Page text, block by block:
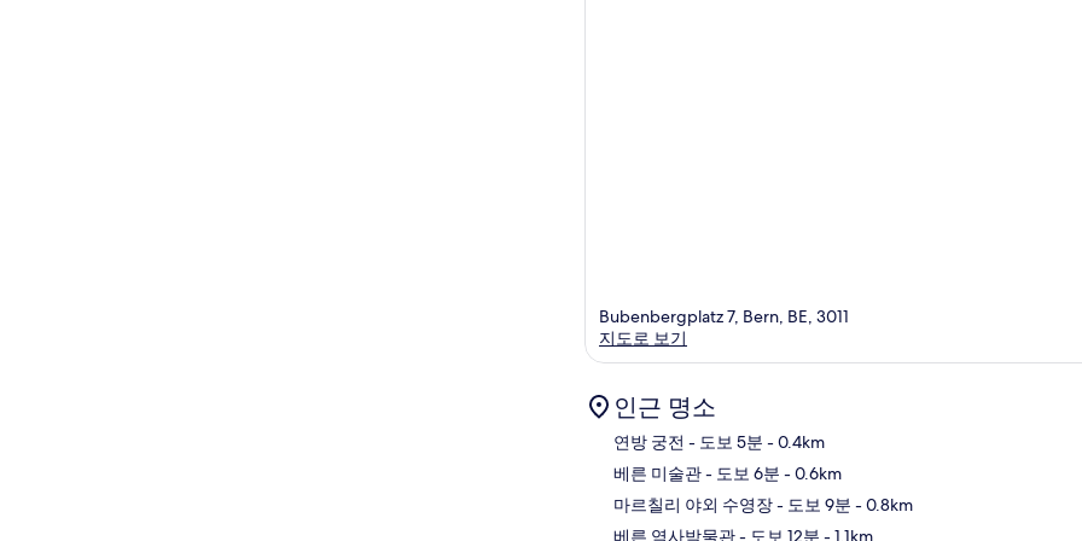
Bubenbergplatz 7, Bern, BE, 3011
지도로 보기
인근 명소
연방 궁전 - 도보 5분 - 0.4km
베른 미술관- 도보 6분 - 0.6km
마르칠리 야외 수영장- 도보 9분 - 0.8km
베른 역사박물관- 도보 12분 - 1.1km